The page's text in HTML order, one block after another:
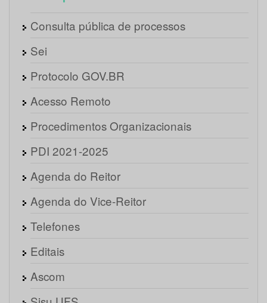
Consulta pública de processos
Sei
Protocolo GOV.BR
Acesso Remoto
Procedimentos Organizacionais
PDI 2021-2025
Agenda do Reitor
Agenda do Vice-Reitor
Telefones
Editais
Ascom